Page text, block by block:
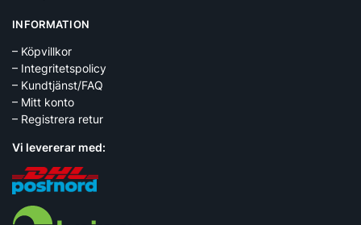
INFORMATION
– Köpvillkor
– Integritetspolicy
– Kundtjänst/FAQ
– Mitt konto
– Registrera retur
Vi levererar med: